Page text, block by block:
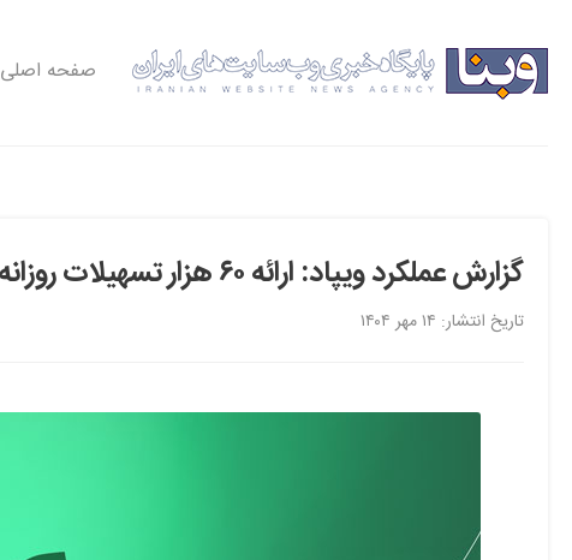
صفحه اصلی
گزارش عملکرد ویپاد: ارائه ۶۰ هزار تسهیلات روزانه بدون ضامن تا پایان شهریور ۱۴۰۴
تاریخ انتشار: ۱۴ مهر ۱۴۰۴